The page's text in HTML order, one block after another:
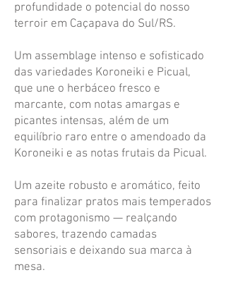
profundidade o potencial do nosso
terroir em Caçapava do Sul/RS.
Um assemblage intenso e sofisticado
das variedades Koroneiki e Picual,
que une o herbáceo fresco e
marcante, com notas amargas e
picantes intensas, além de um
equilíbrio raro entre o amendoado da
Koroneiki e as notas frutais da Picual.
Um azeite robusto e aromático, feito
para finalizar pratos mais temperados
com protagonismo — realçando
sabores, trazendo camadas
sensoriais e deixando sua marca à
mesa.